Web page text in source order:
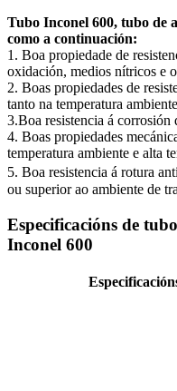
Tubo Inconel 600, tubo de
como a continuación:
1. Boa propiedade de
oxidación, medios nítricos e
2. Boas propiedades de
tanto na temperatura
3.Boa resistencia á
4. Boas propiedades
temperatura ambiente e alta
5. Boa resistencia á rotura
ou superior ao ambiente de
Especificacións de
Inconel 600